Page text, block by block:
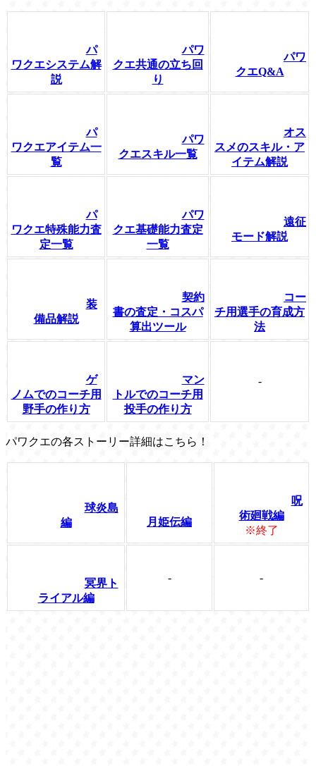
パ
ワクエシステム解
説
パワ
クエ共通の立ち回
り
パワ
クエQ&A
パ
ワクエアイテム一
覧
パワ
クエスキル一覧
オス
スメのスキル・ア
イテム解説
パ
ワクエ特殊能力査
定一覧
パワ
クエ基礎能力査定
一覧
遠征
モード解説
装
備品解説
契約
書の査定・コスパ
算出ツール
コー
チ用選手の育成方
法
ゲ
ノムでのコーチ用
野手の作り方
マン
トルでのコーチ用
投手の作り方
-
パワクエの各ストーリー詳細はこちら！
球炎島
編
月姫伝編
呪
術廻戦編
※終了
冥界ト
ライアル編
- -